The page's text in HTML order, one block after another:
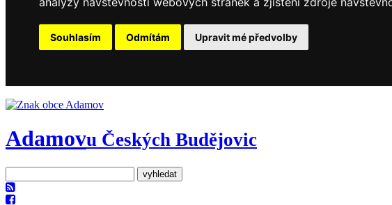
Souhlasím Odmítám Upravit mé předvolby
Adamovu Českých Budějovic